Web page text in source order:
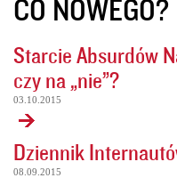
CO NOWEGO?
Starcie Absurdów
czy na „nie”?
03.10.2015
Dziennik
08.09.2015